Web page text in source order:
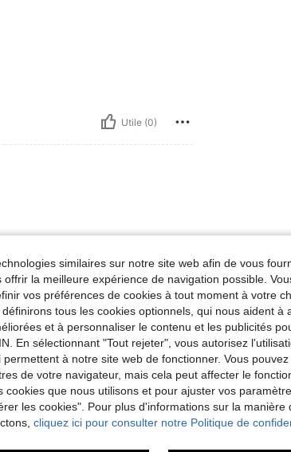
Utile (0)
Utile (0)
similaires sur notre site web afin de vous
la meilleure expérience de navigation possible.
vos préférences de cookies à tout moment à votre
tous les cookies optionnels, qui nous aident à
et à personnaliser le contenu et les publicités
En sélectionnant "Tout rejeter", vous autorisez
à notre site web de fonctionner. Vous pouvez
de votre navigateur, mais cela peut affecter le
cookies que nous utilisons et pour ajuster vos
les cookies". Pour plus d'informations sur la manière
cliquez ici pour consulter notre Politique de